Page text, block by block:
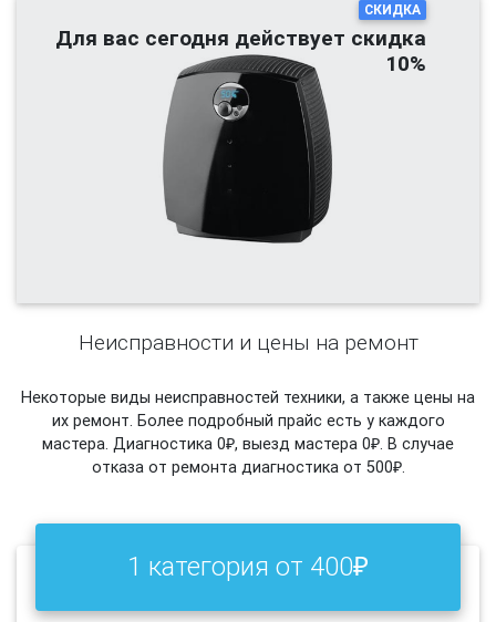
СКИДКА
Для вас сегодня действует скидка
10%
Неисправности и цены на ремонт
Некоторые виды неисправностей техники, а также цены на
их ремонт. Более подробный прайс есть у каждого
мастера. Диагностика 0₽, выезд мастера 0₽. В случае
отказа от ремонта диагностика от 500₽.
1 категория от 400₽